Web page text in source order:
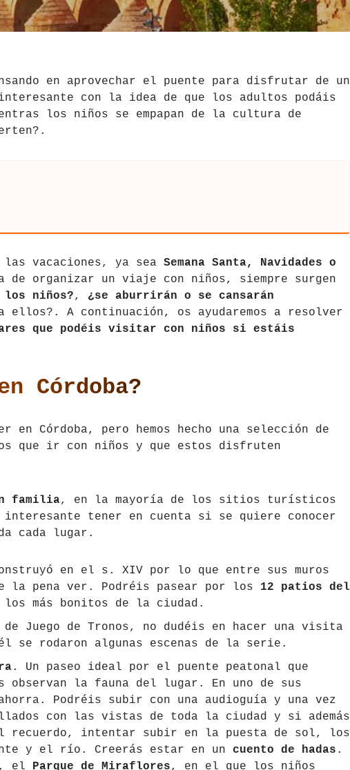
en aprovechar el puente para disfrutar de un
con la idea de que los adultos podáis
los niños se empapan de la cultura de
las vacaciones, ya sea Semana Santa, Navidades o
de organizar un viaje con niños, siempre surgen
los niños?, ¿se aburrirán o se cansarán
A continuación, os ayudaremos a resolver
que podéis visitar con niños si estáis
Córdoba?
en Córdoba, pero hemos hecho una selección de
que ir con niños y que estos disfruten
familia, en la mayoría de los sitios turísticos
tener en cuenta si se quiere conocer
cada lugar.
en el s. XIV por lo que entre sus muros
la pena ver. Podréis pasear por los 12 patios del
los más bonitos de la ciudad.
Juego de Tronos, no dudéis en hacer una visita
rodaron algunas escenas de la serie.
. Un paseo ideal por el puente peatonal que
la fauna del lugar. En uno de sus
Podréis subir con una audioguía y una vez
con las vistas de toda la ciudad y si además
recuerdo, intentar subir en la puesta de sol, los
y el río. Creerás estar en un cuento de hadas .
el Parque de Miraflores, en el que los niños